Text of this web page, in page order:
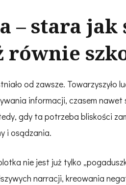
– stara jak
równie
od zawsze. Towarzyszyło
informacji, czasem
gdy ta potrzeba bliskości
i osądzania.
nie jest już tylko
narracji, kreowania